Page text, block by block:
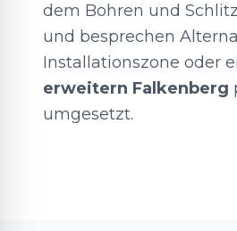
dem Bohren und
und besprechen
Installationszone oder
erweitern Falkenberg
umgesetzt.